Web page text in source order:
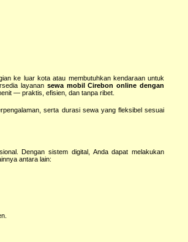
ke luar kota atau membutuhkan kendaraan untuk
layanan sewa mobil Cirebon online dengan
— praktis, efisien, dan tanpa ribet.
serta durasi sewa yang fleksibel sesuai
Dengan sistem digital, Anda dapat melakukan
antara lain: